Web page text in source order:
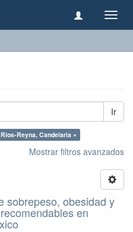
Ir
Reyna, Candelaria ×
Mostrar filtros avanzados
sobrepeso, obesidad y
en